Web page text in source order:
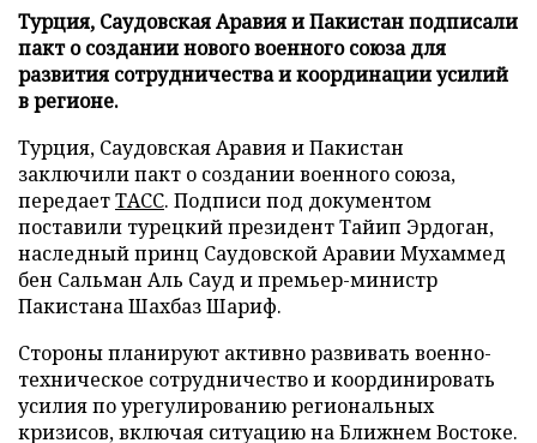
Турция, Саудовская Аравия и Пакистан подписали
пакт о создании нового военного союза для
развития сотрудничества и координации усилий
в регионе.
Турция, Саудовская Аравия и Пакистан
заключили пакт о создании военного союза,
передаетТАСС. Подписи под документом
поставили турецкий президент Тайип Эрдоган,
наследный принц Саудовской Аравии Мухаммед
бен Сальман Аль Сауд и премьер-министр
Пакистана Шахбаз Шариф.
Стороны планируют активно развивать военно-
техническое сотрудничество и координировать
усилия по урегулированию региональных
кризисов, включая ситуацию на Ближнем Востоке.